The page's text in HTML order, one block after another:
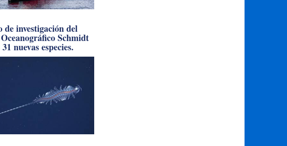
de investigación del
Schmidt
nuevas especies.